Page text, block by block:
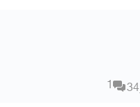
1